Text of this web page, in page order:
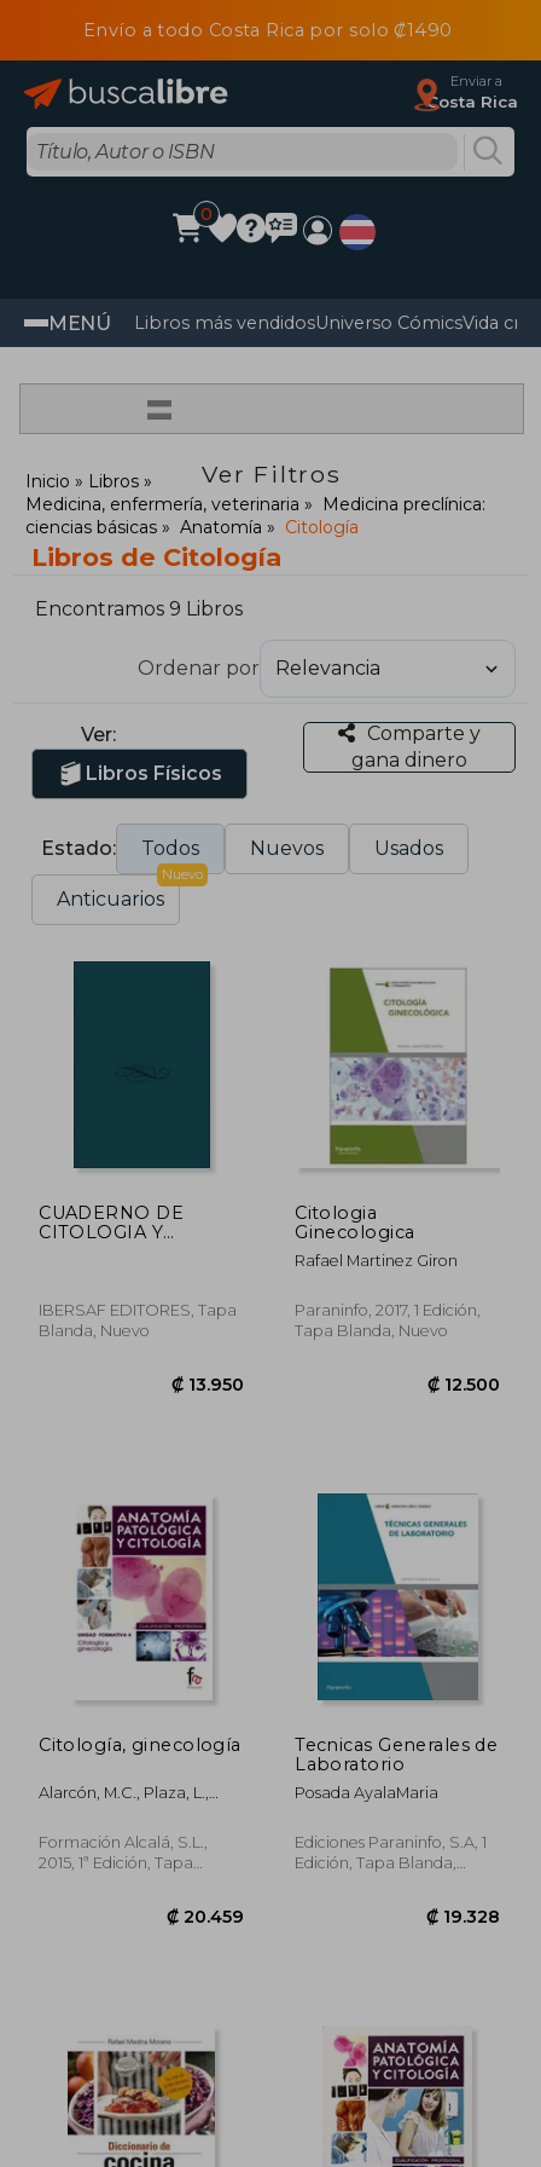
Envío a todo Costa Rica por solo ₡1490
Enviar a
Costa Rica
0
MENÚ Libros más vendidosUniverso CómicsVida
=
Ver Filtros
Inicio
Libros
Medicina, enfermería, veterinaria
Medicina preclínica:
ciencias básicas
Anatomía Citología
Libros de Citología
Encontramos 9 Libros
Ordenar por
Ver:
Libros Físicos
Comparte y
gana dinero
Estado: Todos Nuevos Usados
Anticuarios
Nuevo
CUADERNO DE
CITOLOGIA Y
IBERSAF EDITORES, Tapa
Blanda, Nuevo
₡ 13.950
Citologia
Ginecologica
Rafael Martinez Giron
Paraninfo, 2017, 1 Edición,
Tapa Blanda, Nuevo
Citología, ginecología
Alarcón, M.C., Plaza, L.,
Formación Alcalá, S.L.,
2015, 1ª Edición, Tapa
₡ 20.459
Tecnicas Generales de
Laboratorio
Posada AyalaMaria
Ediciones Paraninfo, S.A, 1
Edición, Tapa Blanda,